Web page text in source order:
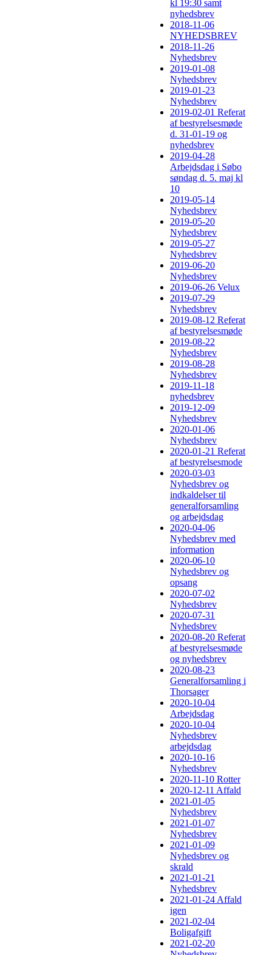
kl 19:30 samt
nyhedsbrev
2018-11-06
NYHEDSBREV
2018-11-26
Nyhedsbrev
2019-01-08
Nyhedsbrev
2019-01-23
Nyhedsbrev
2019-02-01 Referat
af bestyrelsesmøde
d. 31-01-19 og
nyhedsbrev
2019-04-28
Arbejdsdag i Søbo
søndag d. 5. maj kl
10
2019-05-14
Nyhedsbrev
2019-05-20
Nyhedsbrev
2019-05-27
Nyhedsbrev
2019-06-20
Nyhedsbrev
2019-06-26 Velux
2019-07-29
Nyhedsbrev
2019-08-12 Referat
af bestyrelsesmøde
2019-08-22
Nyhedsbrev
2019-08-28
Nyhedsbrev
2019-11-18
nyhedsbrev
2019-12-09
Nyhedsbrev
2020-01-06
Nyhedsbrev
2020-01-21 Referat
af bestyrelsesmode
2020-03-03
Nyhedsbrev og
indkaldelser til
generalforsamling
og arbejdsdag
2020-04-06
Nyhedsbrev med
information
2020-06-10
Nyhedsbrev og
opsang
2020-07-02
Nyhedsbrev
2020-07-31
Nyhedsbrev
2020-08-20 Referat
af bestyrelsesmøde
og nyhedsbrev
2020-08-23
Generalforsamling i
Thorsager
2020-10-04
Arbejdsdag
2020-10-04
Nyhedsbrev
arbejdsdag
2020-10-16
Nyhedsbrev
2020-11-10 Rotter
2020-12-11 Affald
2021-01-05
Nyhedsbrev
2021-01-07
Nyhedsbrev
2021-01-09
Nyhedsbrev og
skrald
2021-01-21
Nyhedsbrev
2021-01-24 Affald
igen
2021-02-04
Boligafgift
2021-02-20